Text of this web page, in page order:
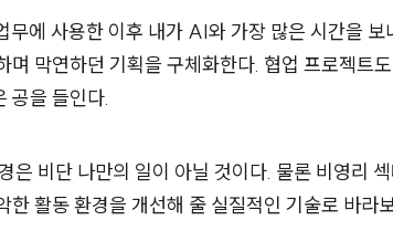
에 사용한 이후 내가 AI와 가장 많은 시간을
며 막연하던 기획을 구체화한다. 협업 프로젝
공을 들인다.
은 비단 나만의 일이 아닐 것이다. 물론 비영리
한 활동 환경을 개선해 줄 실질적인 기술로 바